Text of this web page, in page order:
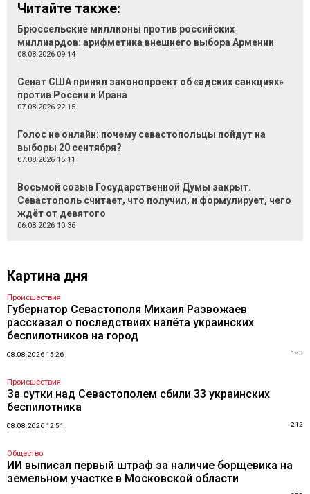
Читайте также:
Брюссельские миллионы против российских
миллиардов: арифметика внешнего выбора Армении
08.08.2026 09:14
Сенат США принял законопроект об «адских санкциях»
против России и Ирана
07.08.2026 22:15
Голос не онлайн: почему севастопольцы пойдут на
выборы 20 сентября?
07.08.2026 15:11
Восьмой созыв Государственной Думы закрыт.
Севастополь считает, что получил, и формулирует, чего
ждёт от девятого
06.08.2026 10:36
Картина дня
Происшествия
Губернатор Севастополя Михаил Развожаев
рассказал о последствиях налёта украинских
беспилотников на город
08.08.2026 15:26 183
Происшествия
За сутки над Севастополем сбили 33 украинских
беспилотника
08.08.2026 12:51 212
Общество
ИИ выписал первый штраф за наличие борщевика на
земельном участке в Московской области